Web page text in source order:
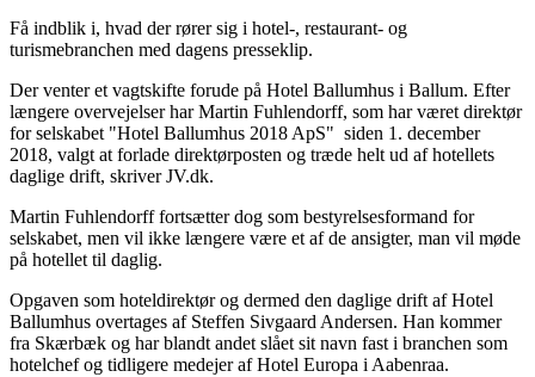
Få indblik i, hvad der rører sig i hotel-, restaurant- og
turismebranchen med dagens presseklip.
Der venter et vagtskifte forude på Hotel Ballumhus i Ballum. Efter
længere overvejelser har Martin Fuhlendorff, som har været direktør
for selskabet "Hotel Ballumhus 2018 ApS" siden 1. december
2018, valgt at forlade direktørposten og træde helt ud af hotellets
daglige drift, skriver JV.dk.
Martin Fuhlendorff fortsætter dog som bestyrelsesformand for
selskabet, men vil ikke længere være et af de ansigter, man vil møde
på hotellet til daglig.
Opgaven som hoteldirektør og dermed den daglige drift af Hotel
Ballumhus overtages af Steffen Sivgaard Andersen. Han kommer
fra Skærbæk og har blandt andet slået sit navn fast i branchen som
hotelchef og tidligere medejer af Hotel Europa i Aabenraa.